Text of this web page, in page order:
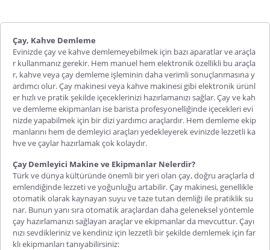
Çay, Kahve Demleme
Evinizde çay ve kahve demlemeyebilmek için bazı aparatlar ve araçla
r kullanmanız gerekir. Hem manuel hem elektronik özellikli bu araçla
r, kahve veya çay demleme işleminin daha verimli sonuçlanmasına y
ardımcı olur. Çay makinesi veya kahve makinesi gibi elektronik ürünl
er hızlı ve pratik şekilde içeceklerinizi hazırlamanızı sağlar. Çay ve kah
ve demleme ekipmanları ise barista profesyonelliğinde içecekleri evi
nizde yapabilmek için bir dizi yardımcı araçlardır. Hem demleme ekip
manlarını hem de demleyici araçları yedekleyerek evinizde lezzetli ka
hve ve çaylar hazırlamak çok kolaydır.
Çay Demleyici Makine ve Ekipmanlar Nelerdir?
Türk ve dünya kültüründe önemli bir yeri olan çay, doğru araçlarla d
emlendiğinde lezzeti ve yoğunluğu artabilir. Çay makinesi, genellikle
otomatik olarak kaynayan suyu ve taze tutan demliği ile pratiklik su
nar. Bunun yanı sıra otomatik araçlardan daha geleneksel yöntemle
çay hazırlamanızı sağlayan araçlar ve ekipmanlar da mevcuttur. Çayı
nızı sevdikleriniz ve kendiniz için lezzetli bir şekilde demlemek için far
klı ekipmanları tanıyabilirsiniz: